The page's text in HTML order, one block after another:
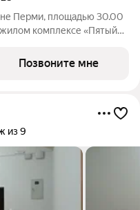
Перми, площадью 30.00
комплексе «Пятый
Позвоните мне
из 9